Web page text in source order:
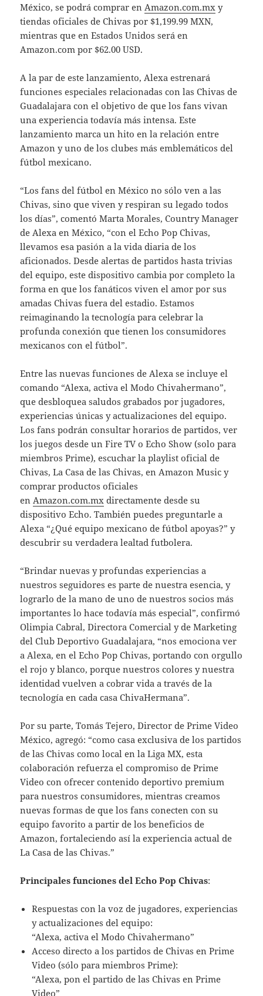
México, se podrá comprar en Amazon.com.mx y
tiendas oficiales de Chivas por $1,199.99 MXN,
mientras que en Estados Unidos será en
Amazon.com por $62.00 USD.
A la par de este lanzamiento, Alexa estrenará
funciones especiales relacionadas con las Chivas de
Guadalajara con el objetivo de que los fans vivan
una experiencia todavía más intensa. Este
lanzamiento marca un hito en la relación entre
Amazon y uno de los clubes más emblemáticos del
fútbol mexicano.
“Los fans del fútbol en México no sólo ven a las
Chivas, sino que viven y respiran su legado todos
los días”, comentó Marta Morales, Country Manager
de Alexa en México, “con el Echo Pop Chivas,
llevamos esa pasión a la vida diaria de los
aficionados. Desde alertas de partidos hasta trivias
del equipo, este dispositivo cambia por completo la
forma en que los fanáticos viven el amor por sus
amadas Chivas fuera del estadio. Estamos
reimaginando la tecnología para celebrar la
profunda conexión que tienen los consumidores
mexicanos con el fútbol”.
Entre las nuevas funciones de Alexa se incluye el
comando “Alexa, activa el Modo Chivahermano”,
que desbloquea saludos grabados por jugadores,
experiencias únicas y actualizaciones del equipo.
Los fans podrán consultar horarios de partidos, ver
los juegos desde un Fire TV o Echo Show (solo para
miembros Prime), escuchar la playlist oficial de
Chivas, La Casa de las Chivas, en Amazon Music y
comprar productos oficiales
en Amazon.com.mx directamente desde su
dispositivo Echo. También puedes preguntarle a
Alexa “¿Qué equipo mexicano de fútbol apoyas?” y
descubrir su verdadera lealtad futbolera.
“Brindar nuevas y profundas experiencias a
nuestros seguidores es parte de nuestra esencia, y
lograrlo de la mano de uno de nuestros socios más
importantes lo hace todavía más especial”, confirmó
Olimpia Cabral, Directora Comercial y de Marketing
del Club Deportivo Guadalajara, “nos emociona ver
a Alexa, en el Echo Pop Chivas, portando con orgullo
el rojo y blanco, porque nuestros colores y nuestra
identidad vuelven a cobrar vida a través de la
tecnología en cada casa ChivaHermana”.
Por su parte, Tomás Tejero, Director de Prime Video
México, agregó: “como casa exclusiva de los partidos
de las Chivas como local en la Liga MX, esta
colaboración refuerza el compromiso de Prime
Video con ofrecer contenido deportivo premium
para nuestros consumidores, mientras creamos
nuevas formas de que los fans conecten con su
equipo favorito a partir de los beneficios de
Amazon, fortaleciendo así la experiencia actual de
La Casa de las Chivas.”
Principales funciones del Echo Pop Chivas:
Respuestas con la voz de jugadores, experiencias
y actualizaciones del equipo:
“Alexa, activa el Modo Chivahermano”
Acceso directo a los partidos de Chivas en Prime
Video (sólo para miembros Prime):
“Alexa, pon el partido de las Chivas en Prime
Video”